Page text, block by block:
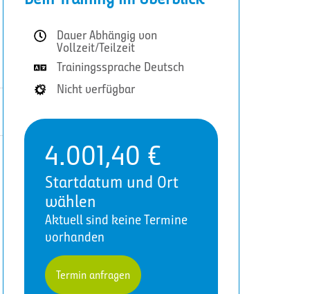
Dauer Abhängig von
Vollzeit/Teilzeit
Trainingssprache Deutsch
Nicht verfügbar
4.001,40 €
Startdatum und Ort
wählen
Aktuell sind keine Termine
vorhanden
Termin anfragen